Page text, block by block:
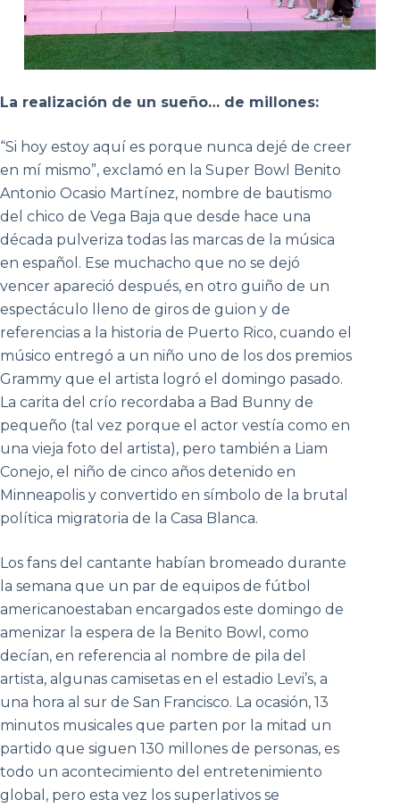
La realización de un sueño… de millones:
“Si hoy estoy aquí es porque nunca dejé de creer
en mí mismo”, exclamó en la Super Bowl Benito
Antonio Ocasio Martínez, nombre de bautismo
del chico de Vega Baja que desde hace una
década pulveriza todas las marcas de la música
en español. Ese muchacho que no se dejó
vencer apareció después, en otro guiño de un
espectáculo lleno de giros de guion y de
referencias a la historia de Puerto Rico, cuando el
músico entregó a un niño uno de los dos premios
Grammy que el artista logró el domingo pasado.
La carita del crío recordaba a Bad Bunny de
pequeño (tal vez porque el actor vestía como en
una vieja foto del artista), pero también a Liam
Conejo, el niño de cinco años detenido en
Minneapolis y convertido en símbolo de la brutal
política migratoria de la Casa Blanca.
Los fans del cantante habían bromeado durante
la semana que un par de equipos de fútbol
americanoestaban encargados este domingo de
amenizar la espera de la Benito Bowl, como
decían, en referencia al nombre de pila del
artista, algunas camisetas en el estadio Levi’s, a
una hora al sur de San Francisco. La ocasión, 13
minutos musicales que parten por la mitad un
partido que siguen 130 millones de personas, es
todo un acontecimiento del entretenimiento
global, pero esta vez los superlativos se